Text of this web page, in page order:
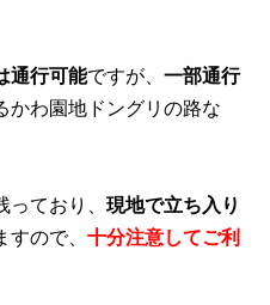
通行可能ですが、 一部通行
わ園地ドングリの路な
ており、 現地で立ち入り
すので、 十分注意してご利